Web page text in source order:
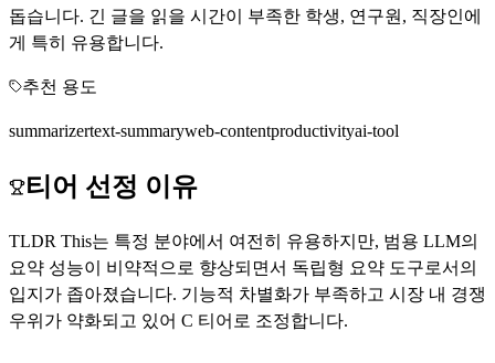
돕습니다. 긴 글을 읽을 시간이 부족한 학생, 연구원, 직장인에
게 특히 유용합니다.
추천 용도
summarizertext-summaryweb-contentproductivityai-tool
티어 선정 이유
TLDR This는 특정 분야에서 여전히 유용하지만, 범용 LLM의
요약 성능이 비약적으로 향상되면서 독립형 요약 도구로서의
입지가 좁아졌습니다. 기능적 차별화가 부족하고 시장 내 경쟁
우위가 약화되고 있어 C 티어로 조정합니다.